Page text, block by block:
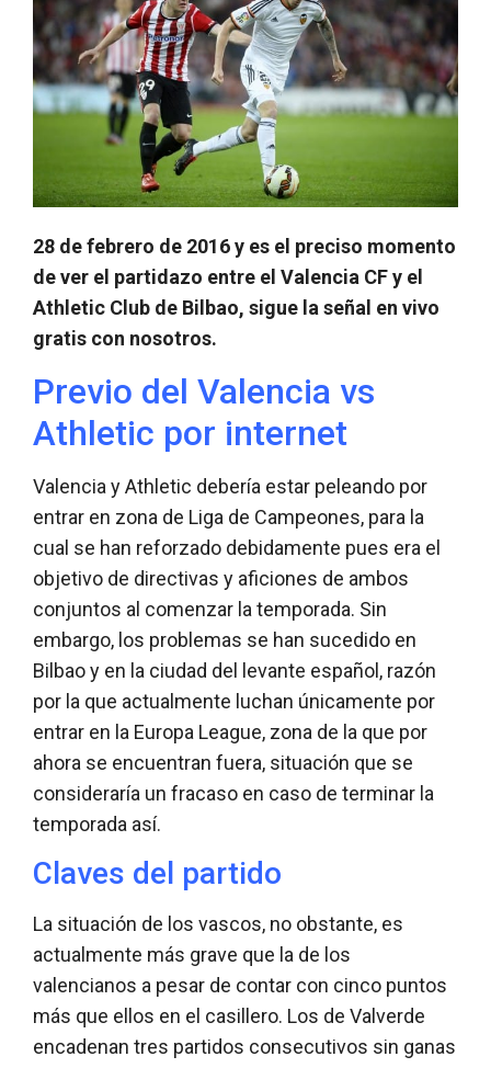
28 de febrero de 2016 y es el preciso momento
de ver el partidazo entre el Valencia CF y el
Athletic Club de Bilbao, sigue la señal en vivo
gratis con nosotros.
Previo del Valencia vs
Athletic por internet
Valencia y Athletic debería estar peleando por
entrar en zona de Liga de Campeones, para la
cual se han reforzado debidamente pues era el
objetivo de directivas y aficiones de ambos
conjuntos al comenzar la temporada. Sin
embargo, los problemas se han sucedido en
Bilbao y en la ciudad del levante español, razón
por la que actualmente luchan únicamente por
entrar en la Europa League, zona de la que por
ahora se encuentran fuera, situación que se
consideraría un fracaso en caso de terminar la
temporada así.
Claves del partido
La situación de los vascos, no obstante, es
actualmente más grave que la de los
valencianos a pesar de contar con cinco puntos
más que ellos en el casillero. Los de Valverde
encadenan tres partidos consecutivos sin ganas